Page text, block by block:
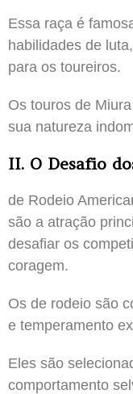
Essa raça é
habilidades de
para os toureiros.
Os touros de
sua natureza
II. O Desafio
de Rodeio
são a atração
desafiar os
coragem.
Os de rodeio são
e temperamento
Eles são
comportamento